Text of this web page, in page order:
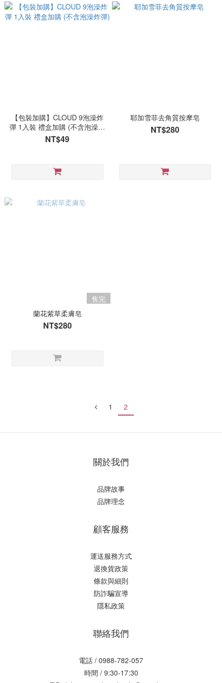
【包裝加購】CLOUD 9泡澡炸
彈 1入裝 禮盒加購 (不含泡澡炸
彈)
NT$49
耶加雪菲去角質按摩皂
NT$280
售完
蘭花紫草柔膚皂
NT$280
1 2
關於我們
品牌故事
品牌理念
顧客服務
運送服務方式
退換貨政策
條款與細則
防詐騙宣導
隱私政策
聯絡我們
電話 / 0988-782-057
時間 / 9:30-17:30